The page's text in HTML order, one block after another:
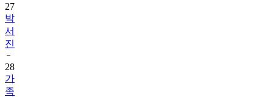
27
박
서
진
28
가
족